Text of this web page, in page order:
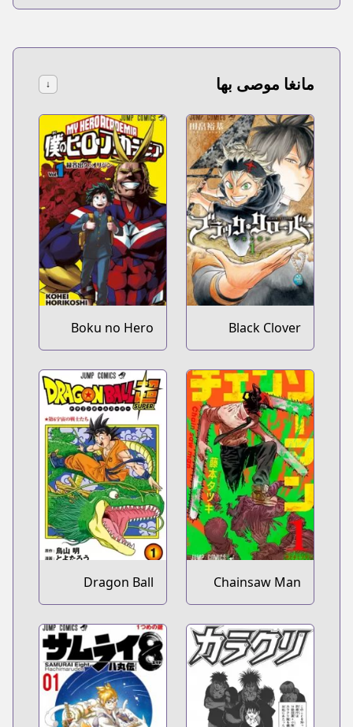
مانغا موصى بها ↓
Black Clover
Boku no Hero
Academia
Chainsaw Man
Dragon Ball
Super